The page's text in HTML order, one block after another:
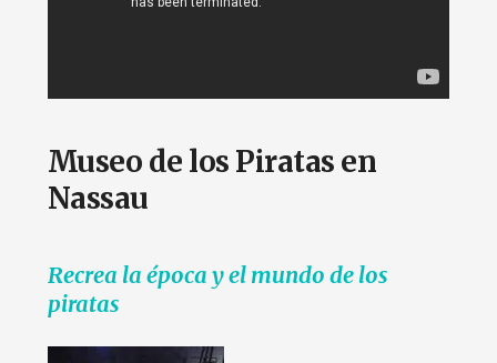
Museo de los Piratas en
Nassau
Recrea la época y el mundo de los
piratas